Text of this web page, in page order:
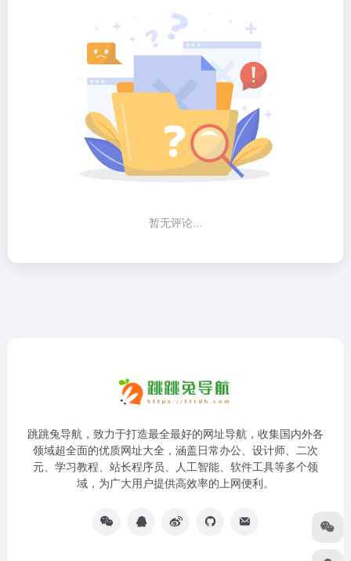
暂无评论...
跳跳兔导航，致力于打造最全最好的网址导航，收集国内外各
领域超全面的优质网址大全，涵盖日常办公、设计师、二次
元、学习教程、站长程序员、人工智能、软件工具等多个领
域，为广大用户提供高效率的上网便利。